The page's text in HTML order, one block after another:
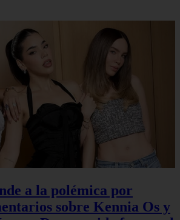
a la polémica por
sobre Kennia Os y